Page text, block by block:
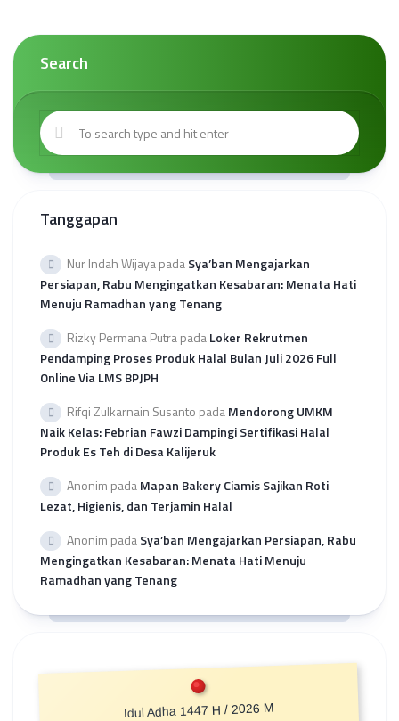
Search
Tanggapan
Nur Indah WijayapadaSya’ban Mengajarkan
Persiapan, Rabu Mengingatkan Kesabaran: Menata Hati
Menuju Ramadhan yang Tenang
Rizky Permana PutrapadaLoker Rekrutmen
Pendamping Proses Produk Halal Bulan Juli 2026 Full
Online Via LMS BPJPH
Rifqi Zulkarnain Susanto padaMendorong UMKM
Naik Kelas: Febrian Fawzi Dampingi Sertifikasi Halal
Produk Es Teh di Desa Kalijeruk
Anonim padaMapan Bakery Ciamis Sajikan Roti
Lezat, Higienis, dan Terjamin Halal
Anonim padaSya’ban Mengajarkan Persiapan, Rabu
Mengingatkan Kesabaran: Menata Hati Menuju
Ramadhan yang Tenang
Idul Adha 1447 H / 2026 M